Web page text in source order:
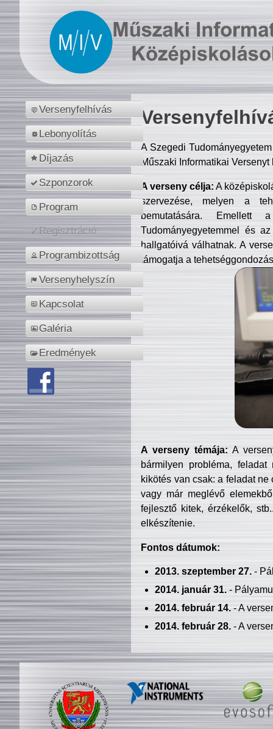
Versenyfelhívás
Lebonyolítás
Díjazás
Szponzorok
Program
Regisztráció
Programbizottság
Versenyhelyszín
Kapcsolat
Galéria
Eredmények
A Szegedi
Műszaki Informatikai
A verseny célja: A
szervezése, melyen a
bemutatására. Emellett
Tudományegyetemmel és
hallgatóivá válhatnak. A
támogatja a
A verseny témája: A
bármilyen probléma, feladat
kikötés van csak: a feladat
vagy már meglévő
fejlesztő kitek, érzékelők,
elkészítenie.
Fontos dátumok:
2013. szeptember 27.-
2014. január 31.-
2014. február 14.- A
2014. február 28.- A